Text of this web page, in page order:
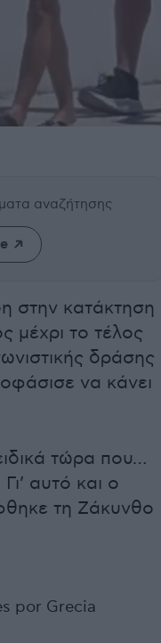
αναζήτησης
στην κατάκτηση
μέχρι το τέλος
δράσης
να κάνει
τώρα που…
αυτό και ο
τη Ζάκυνθο
por Grecia